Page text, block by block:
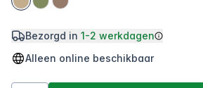
Bezorgd in 1-2 werkdagen
Alleen online beschikbaar